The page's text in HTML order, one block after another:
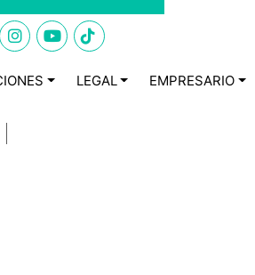
LEGAL EMPRESARIO